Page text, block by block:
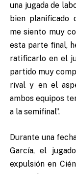
una jugada de
bien planificado
me siento muy
esta parte final,
ratificarlo en el
partido muy
rival y en el
ambos equipos
a la semifinal”.
Durante una
García, el
expulsión en